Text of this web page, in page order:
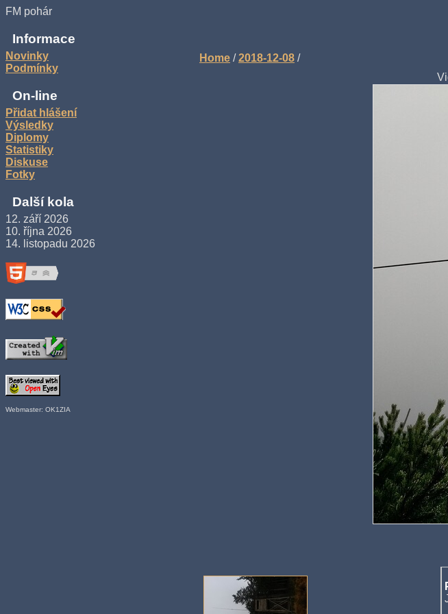
FM pohár
Informace
Novinky
Podmínky
On-line
Přidat hlášení
Výsledky
Diplomy
Statistiky
Diskuse
Fotky
Další kola
12. září 2026
10. října 2026
14. listopadu 2026
Webmaster: OK1ZIA
Home /2018-12-08 /